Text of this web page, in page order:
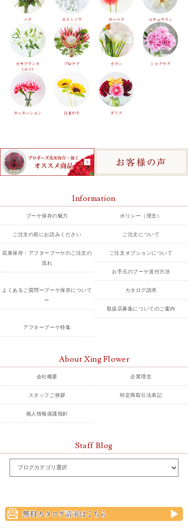
バラ カスミソウ ガーベラ コチョウラン
カサブランカ
（ユリ）
プロテア カラー シャクヤク
カーネーション ひまわり ダリア
Information
ブーケ保存の魅力 ポリシー（理念）
ご注文の前にお読みください ご注文について
花束保存・アフターブーケのご注文の
流れ
ご注文オプションについて
お手元のブーケ送付方法
よくあるご質問ーブーケ保存について
ー
カタログ請求
取扱店募集についてのご案内
アフターブーケ特集
About Xing Flower
会社概要 企業理念
スタッフご挨拶 特定商取引法表記
個人情報保護指針
Staff Blog